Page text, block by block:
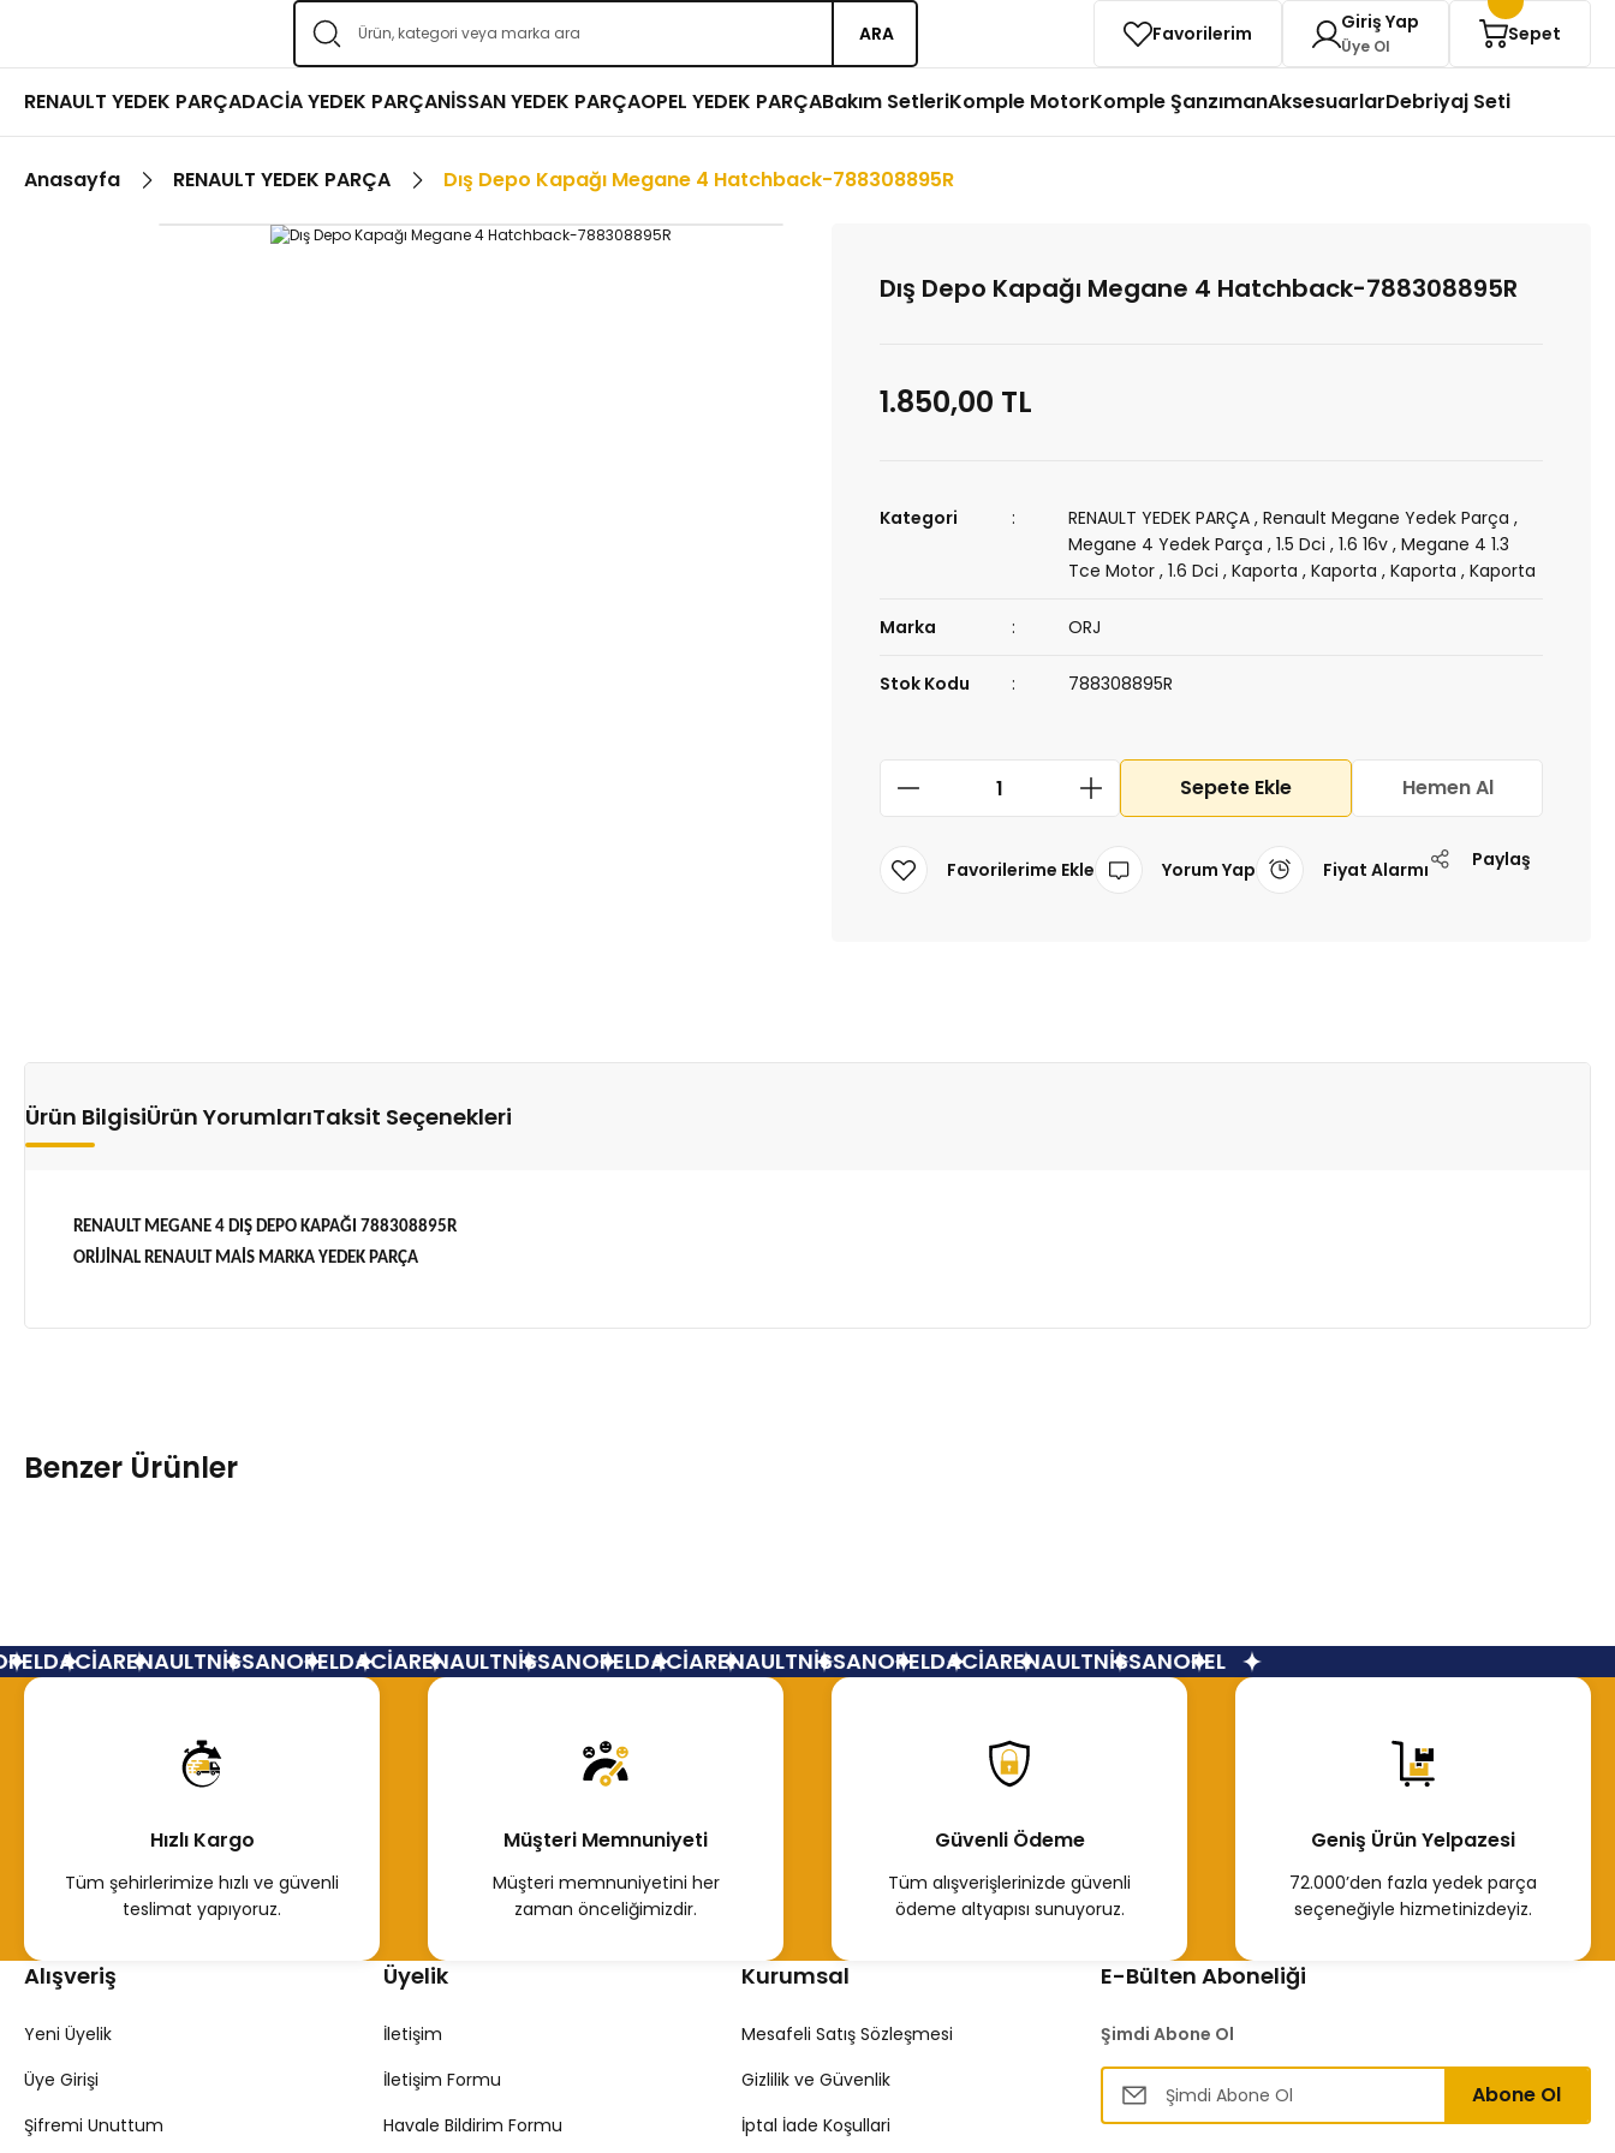
ARA Favorilerim Giriş Yap
Üye Ol
Sepet
RENAULT YEDEK PARÇADACİA YEDEK PARÇANİSSAN YEDEK PARÇAOPEL YEDEK PARÇABakım SetleriKomple MotorKomple ŞanzımanAksesuarlarDebriyaj Seti
Anasayfa RENAULT YEDEK PARÇA Dış Depo Kapağı Megane 4 Hatchback-788308895R
Dış Depo Kapağı Megane 4 Hatchback-788308895R
1.850,00 TL
Kategori RENAULT YEDEK PARÇA ,Renault Megane Yedek Parça ,
Megane 4 Yedek Parça ,1.5 Dci ,1.6 16v ,Megane 4 1.3
Tce Motor ,1.6 Dci ,Kaporta ,Kaporta ,Kaporta ,Kaporta
Marka ORJ
Stok Kodu 788308895R
Sepete Ekle Hemen Al
Yorum Yap Fiyat Alarmı Paylaş
Ürün BilgisiÜrün YorumlarıTaksit Seçenekleri
RENAULT MEGANE 4 DIŞ DEPO KAPAĞI 788308895R
ORİJİNAL RENAULT MAİS MARKA YEDEK PARÇA
Benzer Ürünler
Hemen İncele
DACİARENAULTNİSSANOPELDACİARENAULTNİSSANOPELDACİARENAULTNİSSANOPELDACİARENAULTNİSSANOPEL
Hızlı Kargo
Tüm şehirlerimize hızlı ve güvenli
teslimat yapıyoruz.
Müşteri Memnuniyeti
Müşteri memnuniyetini her
zaman önceliğimizdir.
Güvenli Ödeme
Tüm alışverişlerinizde güvenli
ödeme altyapısı sunuyoruz.
Geniş Ürün Yelpazesi
72.000’den fazla yedek parça
seçeneğiyle hizmetinizdeyiz.
Alışveriş
Yeni Üyelik
Üye Girişi
Şifremi Unuttum
Üyelik
İletişim
İletişim Formu
Havale Bildirim Formu
Kurumsal
Mesafeli Satış Sözleşmesi
Gizlilik ve Güvenlik
İptal İade Koşullari
E-Bülten Aboneliği
Şimdi Abone Ol
Abone Ol